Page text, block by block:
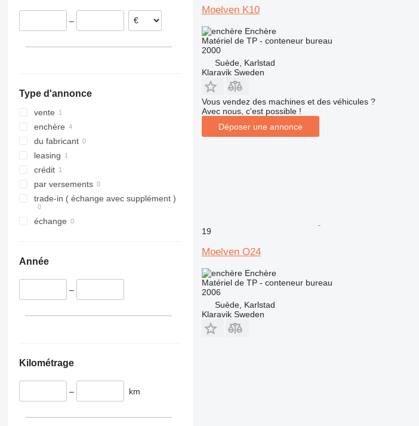
312
318
319
320
321
322
323
324
325
329
349
395
416
435S
8018
8025
8026
8030
8035
CT
JS
JZ
S-Series
3369
Pecolift
R-series
Toucan
SD
XR
–
Type d'annonce
vente
enchère
du fabricant
leasing
crédit
par versements
trade-in ( échange avec supplément )
échange
Année
–
Kilométrage
– km
Moelven K10
Enchère
Matériel de TP - conteneur bureau
2000
Suède, Karlstad
Klaravik Sweden
Vous vendez des machines et des véhicules ?
Avec nous, c'est possible !
Déposer une annonce
19
Moelven O24
Enchère
Matériel de TP - conteneur bureau
2006
Suède, Karlstad
Klaravik Sweden